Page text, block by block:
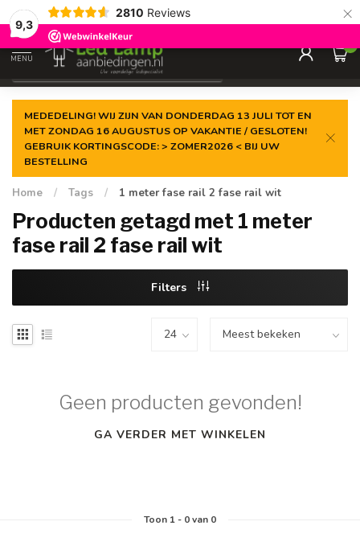
9,3
2810 Reviews ×
Gegarandeerde delaagste prijs
MENU
0
MEDEDELING! WIJ ZIJN VAN DONDERDAG 13 JULI TOT EN
MET ZONDAG 16 AUGUSTUS OP VAKANTIE / GESLOTEN!
GEBRUIK KORTINGSCODE: > ZOMER2026 < BIJ UW
BESTELLING
Home / Tags / 1 meter fase rail 2 fase rail wit
Producten getagd met 1 meter
fase rail 2 fase rail wit
Filters
Geen producten gevonden!
GA VERDER MET WINKELEN
Toon 1- 0van 0